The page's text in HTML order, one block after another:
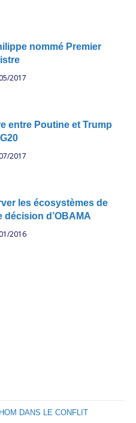
nommé Premier
2017
entre Poutine et Trump
2017
les écosystèmes de
décision d’OBAMA
2016
DANS LE CONFLIT